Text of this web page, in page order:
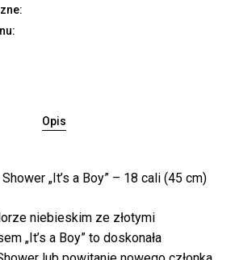
Opis
„It’s a Boy” – 18 cali (45 cm)
niebieskim ze złotymi
„It’s a Boy” to doskonała